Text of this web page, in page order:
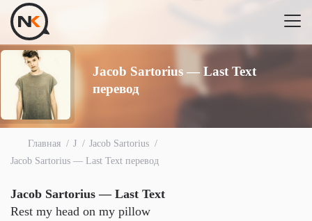
Jacob Sartorius — Last Text
перевод
Главная J
Jacob Sartorius
Jacob Sartorius — Last Text перевод
Jacob Sartorius — Last Text
Rest my head on my pillow